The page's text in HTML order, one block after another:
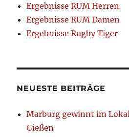
Ergebnisse RUM Herren
Ergebnisse RUM Damen
Ergebnisse Rugby Tiger
NEUESTE BEITRÄGE
Marburg gewinnt im
Gießen